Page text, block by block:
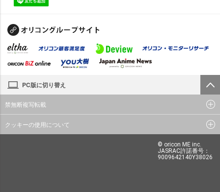
PC版に切り替え
禁無断複写転載
クッキーの使用について
© oricon ME inc.
JASRAC許諾番号：
9009642140Y38026